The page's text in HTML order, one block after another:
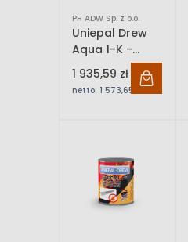
PH ADW Sp. z o.o.
Uniepal Drew
Aqua 1-K -
Lakier
ogniochronny |
2,5 L / 10 L
1 935,59 zł
netto: 1 573,65 zł